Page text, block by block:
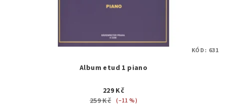
Album etud 1 piano
229 Kč
259 Kč (–11 %)
KÓD: 631